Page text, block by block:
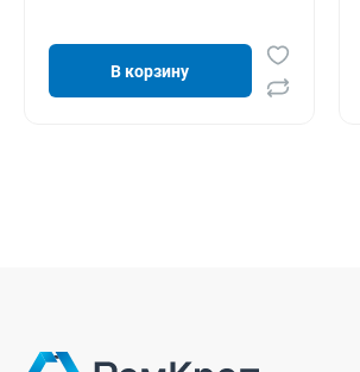
В корзину